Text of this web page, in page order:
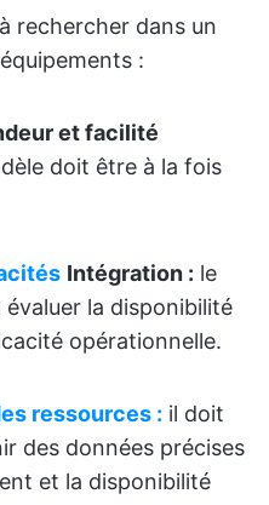
rechercher dans un
:
et facilité
doit être à la fois
Intégration : le
la disponibilité
opérationnelle.
ressources : il doit
des données précises
et la disponibilité